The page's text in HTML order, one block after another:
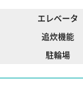
エレベータ
追炊機能
駐輪場